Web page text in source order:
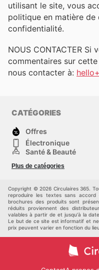
utilisant le site, vous
politique en matière
confidentialité.
NOUS CONTACTER
commentaires sur
nous contacter à:
CATÉGORIES
Offres
Électronique
Santé & Beauté
Sport et loisirs
Bébé
Plus de catégories
Copyright © 2026 Circulaires 365.
reproduire les textes sans
brochures des produits sont
réduits proviennent des
valables à partir de et jusqu'à la
Le but de ce site est informatif et
prix peuvent varier en fonction du